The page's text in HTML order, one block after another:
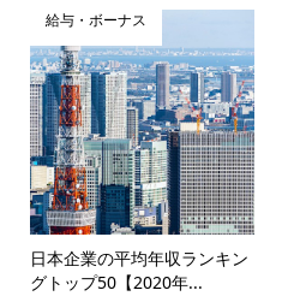
給与・ボーナス
日本企業の平均年収ランキン
グトップ50【2020年...